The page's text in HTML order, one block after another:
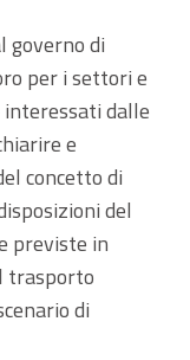
governo di
per i settori e
dalle
e
concetto di
del
previste in
trasporto
di